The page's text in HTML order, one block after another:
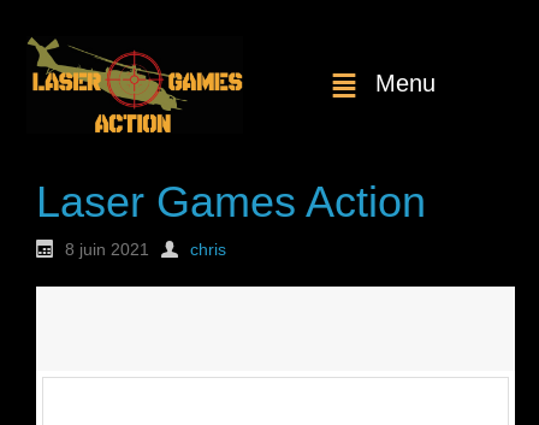
Menu
Laser Games Action
8 juin 2021 chris